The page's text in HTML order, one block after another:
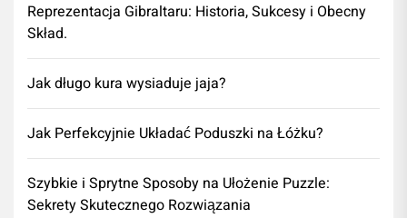
Reprezentacja Gibraltaru: Historia, Sukcesy i Obecny
Skład.
Jak długo kura wysiaduje jaja?
Jak Perfekcyjnie Układać Poduszki na Łóżku?
Szybkie i Sprytne Sposoby na Ułożenie Puzzle:
Sekrety Skutecznego Rozwiązania